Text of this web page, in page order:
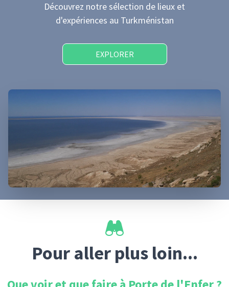
Découvrez notre sélection de lieux et
d'expériences au Turkménistan
EXPLORER
Pour aller plus loin...